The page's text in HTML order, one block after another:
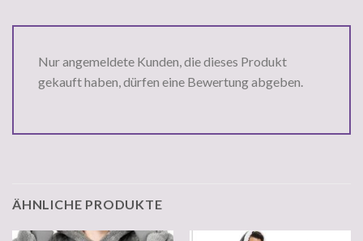
Nur angemeldete Kunden, die dieses Produkt
gekauft haben, dürfen eine Bewertung abgeben.
ÄHNLICHE PRODUKTE